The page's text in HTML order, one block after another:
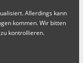
Allerdings kann
kommen. Wir bitten
kontrollieren.